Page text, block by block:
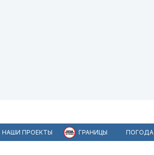
НАШИ ПРОЕКТЫ ГРАНИЦЫ ПОГОДА